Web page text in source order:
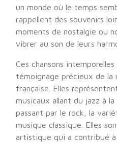
un monde où le temps
rappellent des souvenirs
moments de nostalgie ou
vibrer au son de leurs
Ces chansons
témoignage précieux de la
française. Elles
musicaux allant du jazz à la
passant par le rock, la
musique classique. Elles
artistique qui a contribué